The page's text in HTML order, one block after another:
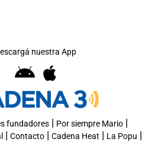
nuestra App
fundadores| Por siempre Mario|
| Contacto| Cadena Heat | La Popu |